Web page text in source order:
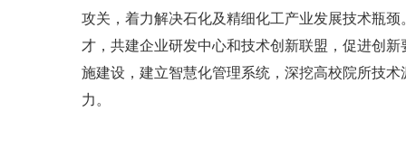
攻关，着力解决石化及精细化工产业发展技术瓶
才，共建企业研发中心和技术创新联盟，促进创
施建设，建立智慧化管理系统，深挖高校院所技
力。